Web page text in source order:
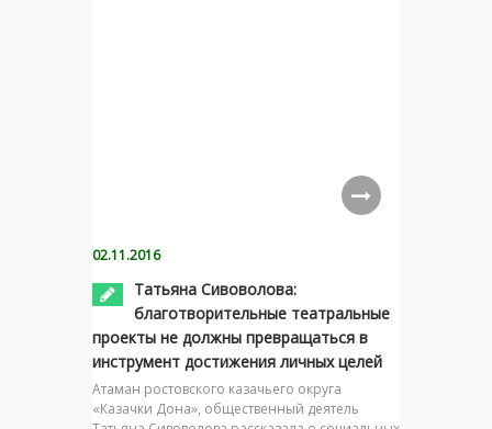
02.11.2016
Татьяна Сивоволова:
благотворительные театральные
проекты не должны превращаться в
инструмент достижения личных целей
Атаман ростовского казачьего округа
«Казачки Дона», общественный деятель